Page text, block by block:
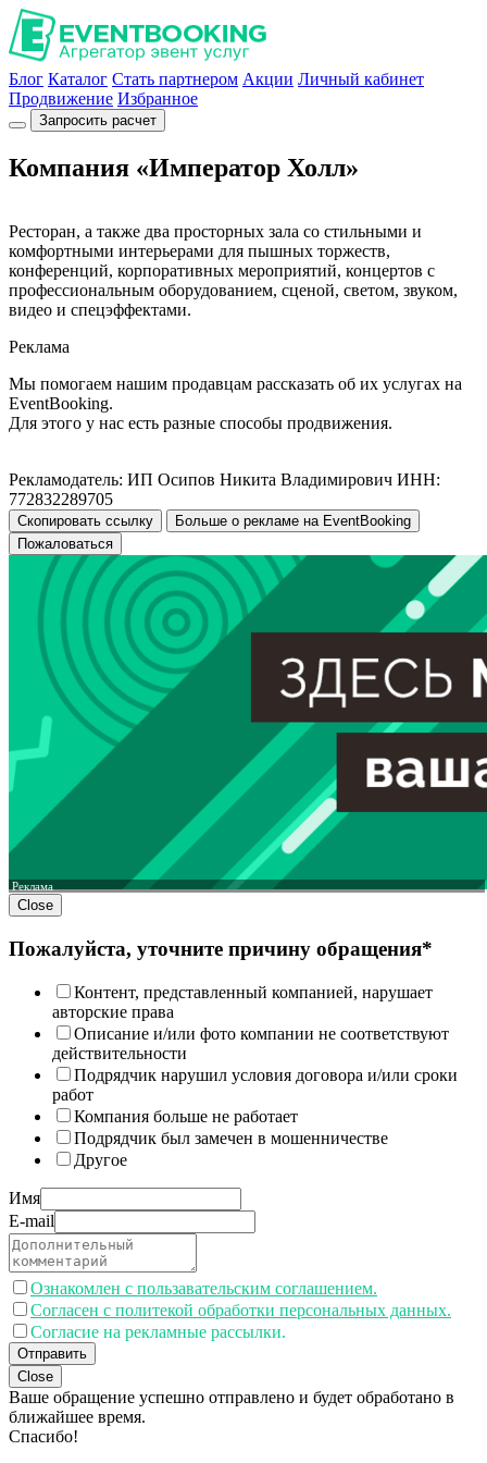
Блог Каталог Стать партнером Акции Личный кабинет
Продвижение Избранное
Запросить расчет
Компания «Император Холл»
Ресторан, а также два просторных зала со стильными и
комфортными интерьерами для пышных торжеств,
конференций, корпоративных мероприятий, концертов с
профессиональным оборудованием, сценой, светом, звуком,
видео и спецэффектами.
Реклама
Мы помогаем нашим продавцам рассказать об их услугах на
EventBooking.
Для этого у нас есть разные способы продвижения.
Рекламодатель: ИП Осипов Никита Владимирович ИНН:
772832289705
Скопировать ссылку
Больше о рекламе на EventBooking
Пожаловаться
Реклама
Close
Пожалуйста, уточните причину обращения*
Контент, представленный компанией, нарушает
авторские права
Описание и/или фото компании не соответствуют
действительности
Подрядчик нарушил условия договора и/или сроки
работ
Компания больше не работает
Подрядчик был замечен в мошенничестве
Другое
Имя
E-mail
Ознакомлен с пользавательским соглашением.
Согласен с политекой обработки персональных данных.
Согласие на рекламные рассылки.
Отправить
Close
Ваше обращение успешно отправлено и будет обработано в
ближайшее время.
Спасибо!